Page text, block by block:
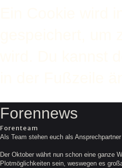
Forennews
Forenteam
Als Team stehen euch als Ansprechpartner
Der Oktober währt nun schon eine ganze
Plotmöglichkeiten sein, weswegen es